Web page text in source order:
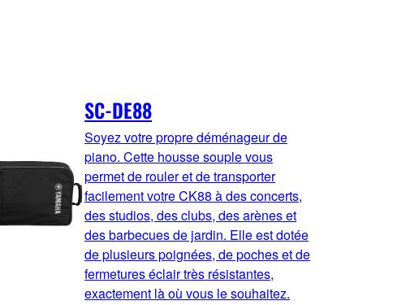
SC-DE88
Soyez votre propre déménageur de
piano. Cette housse souple vous
permet de rouler et de transporter
facilement votre CK88 à des concerts,
des studios, des clubs, des arènes et
des barbecues de jardin. Elle est dotée
de plusieurs poignées, de poches et de
fermetures éclair très résistantes,
exactement là où vous le souhaitez.